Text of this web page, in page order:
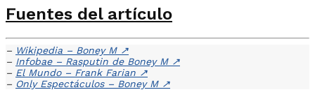
Fuentes del artículo
– Wikipedia – Boney M ↗
– Infobae – Rasputin de Boney M ↗
– El Mundo – Frank Farian ↗
– Only Espectáculos – Boney M ↗